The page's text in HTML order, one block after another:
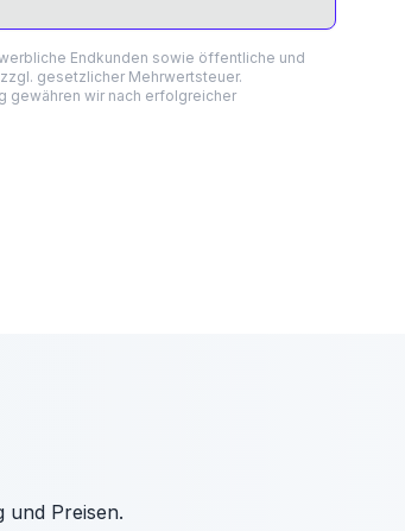
Endkunden sowie öffentliche und
gesetzlicher Mehrwertsteuer.
gewähren wir nach erfolgreicher
und Preisen.